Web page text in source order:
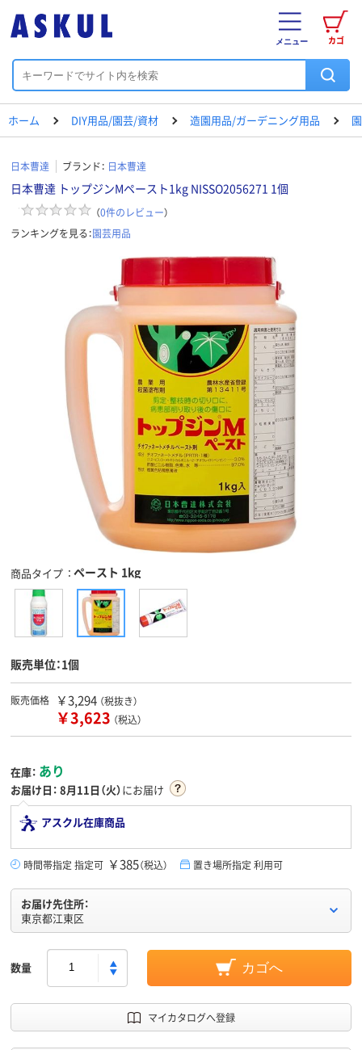
カゴ
メニュー
ホーム DIY用品/園芸/資材 造園用品/ガーデニング用品
日本曹達 ブランド： 日本曹達
日本曹達 トップジンMペースト1kg NISSO2056271 1個
（0件のレビュー）
ランキングを見る：園芸用品
商品タイプ ペースト 1kg
販売単位：1個
販売価格 ￥3,294 （税抜き）
￥3,623 （税込）
在庫： あり
お届け日： 8月11日（火）にお届け
アスクル在庫商品
時間帯指定 指定可 ￥385（税込） 置き場所指定 利用可
お届け先住所：
東京都江東区
数量 カゴへ
マイカタログへ登録